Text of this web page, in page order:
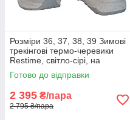
Розміри 36, 37, 38, 39 Зимові
трекінгові термо-черевики
Restime, світло-сірі, на
підошві з піни, легкі та зручні
Готово до відправки
2 395 ₴/пара
2 795 ₴/пара